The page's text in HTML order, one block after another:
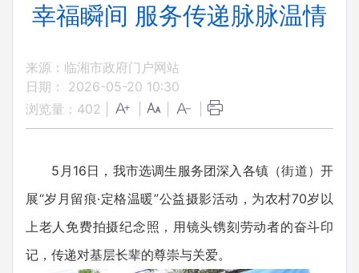
幸福瞬间 服务传递脉脉温情
来源：临湘市政府门户网站
日期： 2026-05-20 10:30
浏览量： 402
5月16日，我市选调生服务团深入各镇（街道）开
展“岁月留痕·定格温暖”公益摄影活动，为农村70岁以
上老人免费拍摄纪念照，用镜头镌刻劳动者的奋斗印
记，传递对基层长辈的尊崇与关爱。